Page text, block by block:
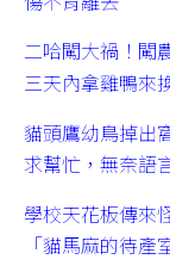
二哈闖大禍！闖
三天內拿雞鴨來
貓頭鷹幼鳥掉出
求幫忙，無奈語
學校天花板傳來
「貓馬麻的待產